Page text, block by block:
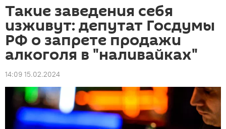
Такие заведения себя
изживут: депутат Госдумы
РФ о запрете продажи
алкоголя в "наливайках"
14:09 15.02.2024